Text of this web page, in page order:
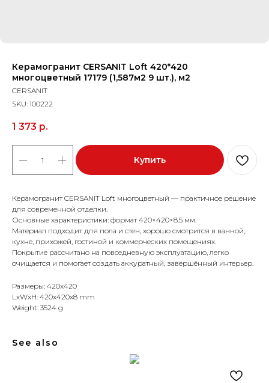
Керамогранит CERSANIT Loft 420*420
многоцветный 17179 (1,587м2 9 шт.), м2
CERSANIT
SKU: 100222
1 373 р.
Купить
Керамогранит CERSANIT Loft многоцветный — практичное решение
для современной отделки.
Основные характеристики: формат 420×420×8.5 мм.
Материал подходит для пола и стен, хорошо смотрится в ванной,
кухне, прихожей, гостиной и коммерческих помещениях.
Покрытие рассчитано на повседневную эксплуатацию, легко
очищается и помогает создать аккуратный, завершённый интерьер.
Размеры: 420x420
LxWxH: 420x420x8 mm
Weight: 3524 g
See also